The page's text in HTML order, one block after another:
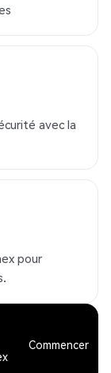
avec la
pour
Commencer